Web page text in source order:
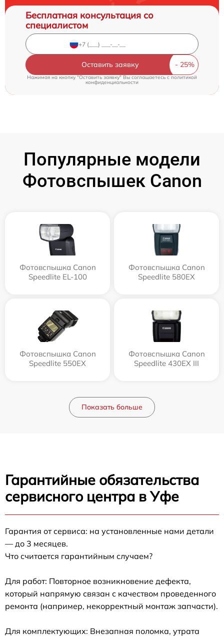
Бесплатная консультация со
специалистом
Оставить заявку
Нажимая на кнопку "Оставить заявку" Вы соглашаетесь cполитикой
конфиденциальности
Популярные модели
Фотовспышек Canon
Фотовспышка Canon
Speedlite EL-100
Фотовспышка Canon
Speedlite 580EX
Фотовспышка Canon
Speedlite 550EX
Фотовспышка Canon
Speedlite 430EX III
Показать больше
Гарантийные обязательства
сервисного центра в Уфе
Гарантия от сервиса: на установленные нами детали
— до 3 месяцев.
Что считается гарантийным случаем?
Для работ: Повторное возникновение дефекта,
который напрямую связан с качеством проведенного
ремонта (например, некорректный монтаж запчасти).
Для комплектующих: Внезапная поломка, утрата